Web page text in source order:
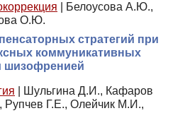
Белоусова А.Ю.,
О.Ю.
стратегий при
коммуникативных
шизофренией
Шульгина Д.И., Кафаров
Рупчев Г.Е., Олейчик М.И.,